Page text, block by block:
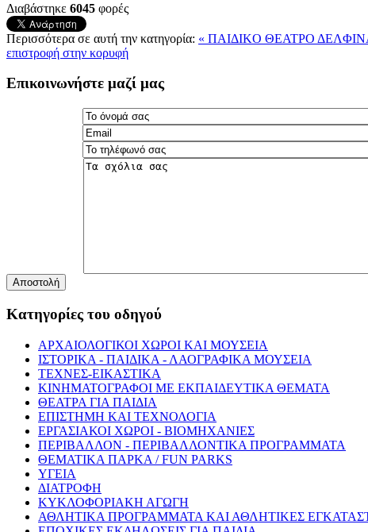
Διαβάστηκε 6045 φορές
Περισσότερα σε αυτή την κατηγορία: « ΠΑΙΔΙΚO ΘΕΑΤΡΟ
επιστροφή στην κορυφή
Επικοινωνήστε μαζί μας
Αποστολή
Κατηγορίες του οδηγού
ΑΡΧΑΙΟΛΟΓΙΚΟΙ ΧΩΡΟΙ ΚΑΙ ΜΟΥΣΕΙΑ
ΙΣΤΟΡΙΚΑ - ΠΑΙΔΙΚΑ - ΛΑΟΓΡΑΦΙΚΑ ΜΟΥΣΕΙΑ
ΤΕΧΝΕΣ-ΕΙΚΑΣΤΙΚΑ
ΚΙΝΗΜΑΤΟΓΡΑΦΟΙ ΜΕ ΕΚΠΑΙΔΕΥΤΙΚΑ ΘΕΜΑΤΑ
ΘΕΑΤΡΑ ΓΙΑ ΠΑΙΔΙΑ
ΕΠΙΣΤΗΜΗ ΚΑΙ ΤΕΧΝΟΛΟΓΙΑ
ΕΡΓΑΣΙΑΚΟΙ ΧΩΡΟΙ - ΒΙΟΜΗΧΑΝΙΕΣ
ΠΕΡΙΒΑΛΛΟΝ - ΠΕΡΙΒΑΛΛΟΝΤΙΚΑ ΠΡΟΓΡΑΜΜΑΤΑ
ΘΕΜΑΤΙΚΑ ΠΑΡΚΑ / FUN PARKS
ΥΓΕΙΑ
ΔΙΑΤΡΟΦΗ
ΚΥΚΛΟΦΟΡΙΑΚΗ ΑΓΩΓΗ
ΑΘΛΗΤΙΚΑ ΠΡΟΓΡΑΜΜΑΤΑ ΚΑΙ ΑΘΛΗΤΙΚΕΣ